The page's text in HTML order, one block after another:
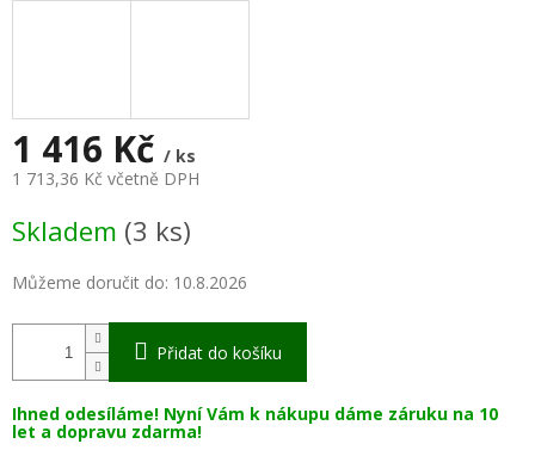
1 416 Kč / ks
1 713,36 Kč včetně DPH
cena:
Skladem (3 ks)
Můžeme doručit do: 10.8.2026
Přidat do košíku
Ihned odesíláme! Nyní Vám k nákupu dáme záruku na 10
let a dopravu zdarma!